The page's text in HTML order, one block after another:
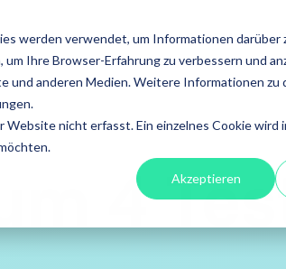
werden verwendet, um Informationen darüber
Ihre Browser-Erfahrung zu verbessern und
und anderen Medien. Weitere Informationen zu
nicht erfasst. Ein einzelnes Cookie wird
Akzeptieren
Testing
FOKUS ACADEMY
Qualification
4